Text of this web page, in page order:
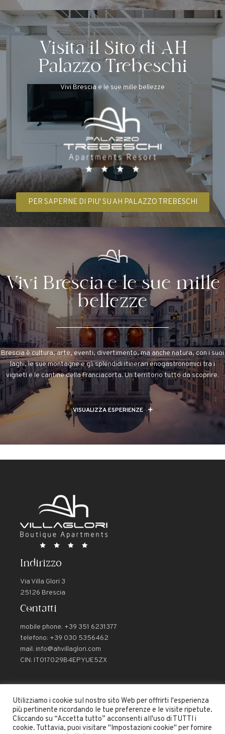
Visita il Sito di AH
Palazzo Trebeschi
Vivi Brescia e le sue mille bellezze
PER SAPERNE DI PIU' SU AH PALAZZO TREBESCHI
Vivi Brescia e le sue mille
bellezze
Brescia è cultura, arte, eventi, divertimento, ma anche natura, con i suoi
laghi, le sue montagne e gli splendidi itinerari enogastronomici tra i
vigneti e le cantine della Franciacorta. Un territorio tutto da scoprire.
VISUALIZZA ESPERIENZE
Indirizzo
Via Villa Glori 3
25126 Brescia
Contatti
mobile phone: +39 351 6231377
telefono: +39 030 5356462
mail: info@ahvillaglori.com
CIN: IT017029B4EPYUE5ZX
Seguici
Utilizziamo i cookie sul nostro sito Web per offrirti l'esperienza
più pertinente ricordando le tue preferenze e le visite ripetute.
Cliccando su “Accetta tutto” acconsenti all'uso di TUTTI i
cookie. Tuttavia, puoi visitare "Impostazioni cookie" per fornire